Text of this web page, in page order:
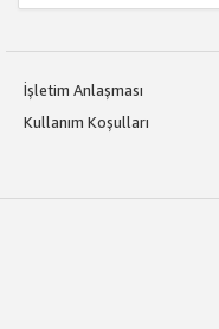
İşletim Anlaşması
Kullanım Koşulları